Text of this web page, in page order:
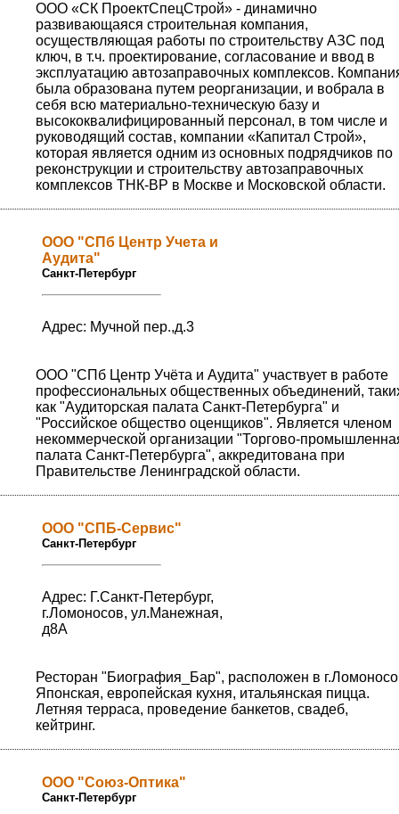
ООО «СК ПроектСпецСтрой» - динамично
развивающаяся строительная компания,
осуществляющая работы по строительству АЗС под
ключ, в т.ч. проектирование, согласование и ввод в
эксплуатацию автозаправочных комплексов.
была образована путем реорганизации, и вобрала в
себя всю материально-техническую базу и
высококвалифицированный персонал, в том числе и
руководящий состав, компании «Капитал Строй»,
которая является одним из основных подрядчиков по
реконструкции и строительству автозаправочных
комплексов ТНК-ВР в Москве и Московской области.
ООО "СПб Центр Учета и
Аудита"
Санкт-Петербург
Адрес: Мучной пер.,д.3
ООО "СПб Центр Учёта и Аудита" участвует в работе
профессиональных общественных объединений,
как "Аудиторская палата Санкт-Петербурга" и
"Российское общество оценщиков". Является членом
некоммерческой организации "Торгово-
палата Санкт-Петербурга", аккредитована при
Правительстве Ленинградской области.
ООО "СПБ-Сервис"
Санкт-Петербург
Адрес: Г.Санкт-Петербург,
г.Ломоносов, ул.Манежная,
д8А
Ресторан "Биография_Бар", расположен в
Японская, европейская кухня, итальянская пицца.
Летняя терраса, проведение банкетов, свадеб,
кейтринг.
ООО "Союз-Оптика"
Санкт-Петербург